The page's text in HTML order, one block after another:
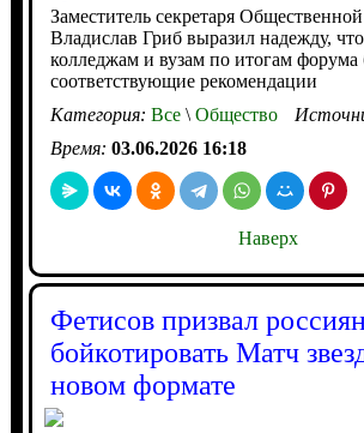
Заместитель секретаря
Владислав Гриб выразил надежду,
колледжам и вузам по итогам форума
соответствующие рекомендации
Категория: Все\Общество
Время: 03.06.2026 16:18
Наверх
Фетисов призвал
бойкотировать Матч
новом формате